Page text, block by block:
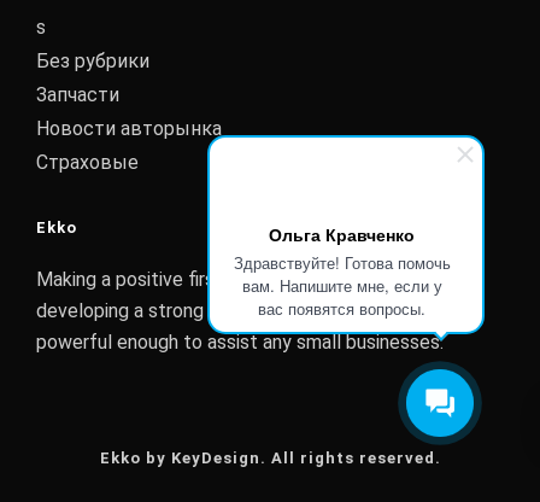
Ольга Кравченко
Здравствуйте! Готова помочь
вам. Напишите мне, если у
вас появятся вопросы.
s
Без рубрики
Запчасти
Новости авторынка
Страховые
Ekko
Making a positive first impression is essential to
developing a strong customer relationship. Ekko is
powerful enough to assist any small businesses.
Ekko by KeyDesign. All rights reserved.